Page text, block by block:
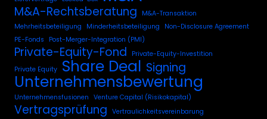
M&A-Rechtsberatung
M&A-Transaktion
Mehrheitsbeteiligung
Minderheitsbeteiligung
Non-Disclosure Agreement
PE-Fonds
Post-Merger-Integration (PMI)
Private-Equity-Fond
Private-Equity-Investition
Private Equity Share Deal Signing
Unternehmensbewertung
Unternehmensfusionen Venture Capital (Risikokapital)
Vertragsprüfung Vertraulichkeitsvereinbarung